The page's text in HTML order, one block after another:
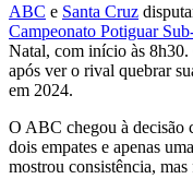
ABC e Santa Cruz
Campeonato Potiguar
Natal, com início às
após ver o rival quebrar
em 2024.
O ABC chegou à decisão
dois empates e apenas
mostrou consistência,